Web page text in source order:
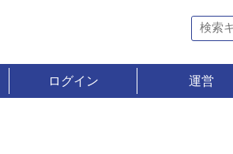
ログイン 運営